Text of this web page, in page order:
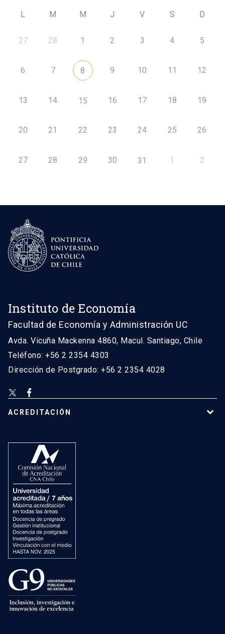
L M M J V S D
27 28 1 2 3 4 5
6 7 8 9 10 11 12
13 14 15 16 17 18 19
20 21 22 23 24 25 26
27 28 29 30 31 1 2
Instituto de Economía
Facultad de Economía y Administración UC
Avda. Vicuña Mackenna 4860, Macul. Santiago, Chile
Teléfono: +56 2 2354 4303
Dirección de Postgrado: +56 2 2354 4028
ACREDITACIÓN